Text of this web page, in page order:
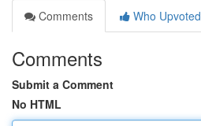
Comments
Who Upvoted
Comments
Submit a Comment
No HTML